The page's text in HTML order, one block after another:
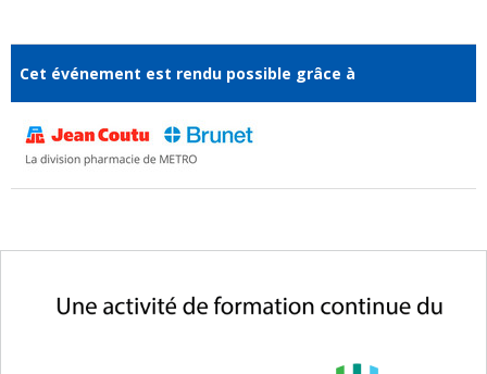
Cet événement est rendu possible grâce à